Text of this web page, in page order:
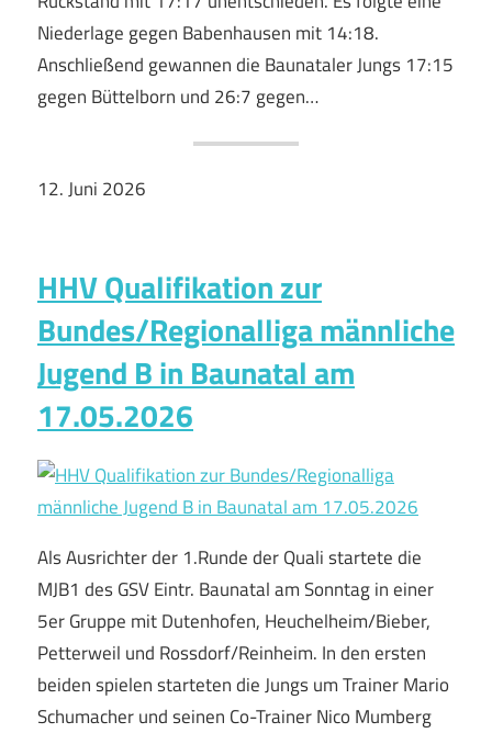
Niederlage gegen Babenhausen mit 14:18.
Anschließend gewannen die Baunataler Jungs 17:15
gegen Büttelborn und 26:7 gegen…
12. Juni 2026
HHV Qualifikation zur
Bundes/Regionalliga männliche
Jugend B in Baunatal am
17.05.2026
Als Ausrichter der 1.Runde der Quali startete die
MJB1 des GSV Eintr. Baunatal am Sonntag in einer
5er Gruppe mit Dutenhofen, Heuchelheim/Bieber,
Petterweil und Rossdorf/Reinheim. In den ersten
beiden spielen starteten die Jungs um Trainer Mario
Schumacher und seinen Co-Trainer Nico Mumberg